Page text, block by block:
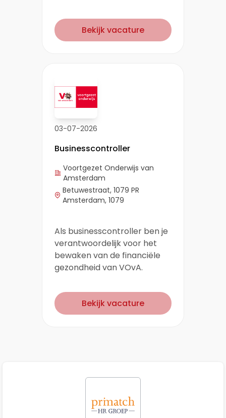
Bekijk vacature
03-07-2026
Businesscontroller
Voortgezet Onderwijs van
Amsterdam
Betuwestraat, 1079 PR
Amsterdam, 1079
Als businesscontroller ben je
verantwoordelijk voor het
bewaken van de financiële
gezondheid van VOvA.
Bekijk vacature